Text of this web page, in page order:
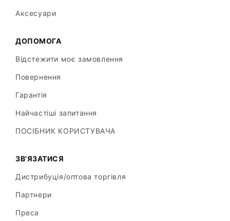
Аксесуари
ДОПОМОГА
Відстежити моє замовлення
Повернення
Гарантія
Найчастіші запитання
ПОСІБНИК КОРИСТУВАЧА
ЗВ'ЯЗАТИСЯ
Дистрибуція/оптова торгівля
Партнери
Преса